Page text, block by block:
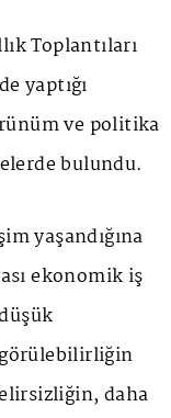
Toplantıları
yaptığı
ve politika
bulundu.
yaşandığına
ekonomik iş
daha